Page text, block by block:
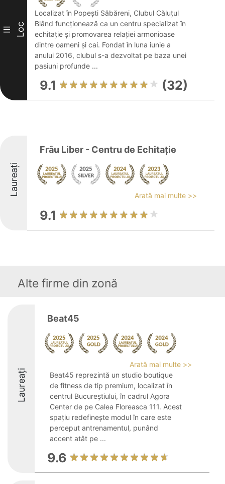
III Loc
Localizat în Popești Săbăreni, Clubul Căluțul
Blând funcționează ca un centru specializat în
echitație și promovarea relației armonioase
dintre oameni și cai. Fondat în luna iunie a
anului 2016, clubul s-a dezvoltat pe baza unei
pasiuni profunde ...
9.1 (32)
Laureați
Frâu Liber - Centru de Echitație
Arată mai multe >>
9.1
Alte firme din zonă
Laureați
Beat45
Arată mai multe >>
Beat45 reprezintă un studio boutique
de fitness de tip premium, localizat în
centrul Bucureștiului, în cadrul Agora
Center de pe Calea Floreasca 111. Acest
spațiu redefinește modul în care este
perceput antrenamentul, punând
accent atât pe ...
9.6